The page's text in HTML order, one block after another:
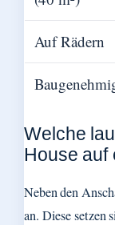
Auf Rädern
Welche
House auf
Neben den
an. Diese setzen